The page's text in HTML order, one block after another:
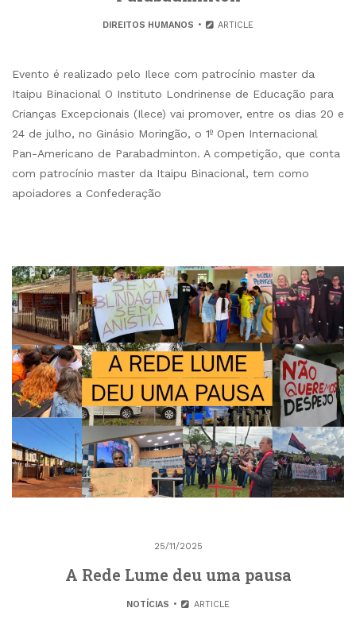
DIREITOS HUMANOS ARTICLE
Evento é realizado pelo Ilece com patrocínio master da
Itaipu Binacional O Instituto Londrinense de Educação para
Crianças Excepcionais (Ilece) vai promover, entre os dias 20 e
24 de julho, no Ginásio Moringão, o 1º Open Internacional
Pan-Americano de Parabadminton. A competição, que conta
com patrocínio master da Itaipu Binacional, tem como
apoiadores a Confederação
25/11/2025
A Rede Lume deu uma pausa
NOTÍCIAS ARTICLE